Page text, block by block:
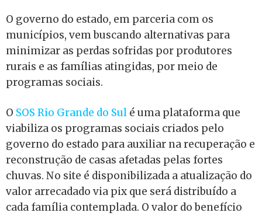
O governo do estado, em parceria com os
municípios, vem buscando alternativas para
minimizar as perdas sofridas por produtores
rurais e as famílias atingidas, por meio de
programas sociais.
O SOS Rio Grande do Sul é uma plataforma que
viabiliza os programas sociais criados pelo
governo do estado para auxiliar na recuperação e
reconstrução de casas afetadas pelas fortes
chuvas. No site é disponibilizada a atualização do
valor arrecadado via pix que será distribuído a
cada família contemplada. O valor do benefício